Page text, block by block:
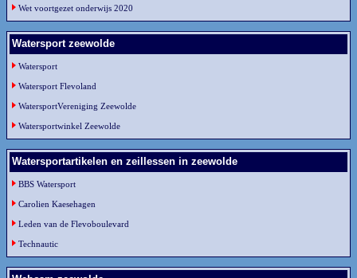
Wet voortgezet onderwijs 2020
Watersport zeewolde
Watersport
Watersport Flevoland
WatersportVereniging Zeewolde
Watersportwinkel Zeewolde
Watersportartikelen en zeillessen in zeewolde
BBS Watersport
Carolien Kaesehagen
Leden van de Flevoboulevard
Technautic